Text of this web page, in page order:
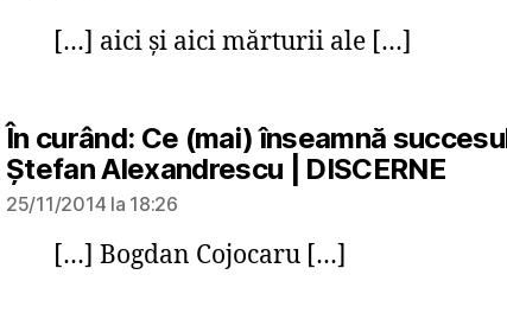
[…] aici şi aici mărturii ale […]
În curând: Ce (mai) înseamnă
Ştefan Alexandrescu | DISCERNE
25/11/2014 la 18:26
[…] Bogdan Cojocaru […]